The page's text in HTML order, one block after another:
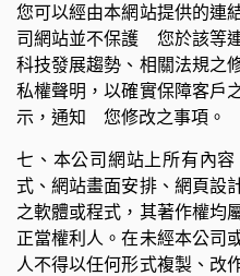
您可以經由本網站提供的連
司網站並不保護 您於該等
科技發展趨勢、相關法規之
私權聲明，以確實保障客戶
示，通知 您修改之事項。
七、本公司網站上所有內
式、網站畫面安排、網頁設
之軟體或程式，其著作權均
正當權利人。在未經本公司
人不得以任何形式複製、改